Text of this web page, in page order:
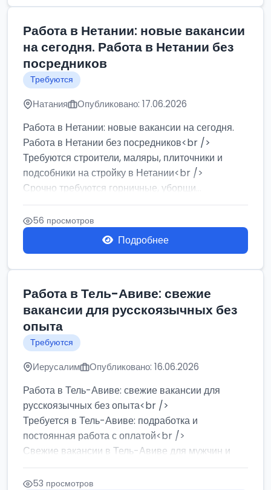
Работа в Нетании: новые вакансии
на сегодня. Работа в Нетании без
посредников
Требуются
Натания Опубликовано: 17.06.2026
Работа в Нетании: новые вакансии на сегодня.
Работа в Нетании без посредников<br />
Требуются строители, маляры, плиточники и
подсобники на стройку в Нетании<br />
Срочно требуются горничные, уборщи...
56 просмотров
Подробнее
Работа в Тель-Авиве: свежие
вакансии для русскоязычных без
опыта
Требуются
Иерусалим Опубликовано: 16.06.2026
Работа в Тель-Авиве: свежие вакансии для
русскоязычных без опыта<br />
Требуется в Тель-Авиве: подработка и
постоянная работа с оплатой<br />
Свежие вакансии в Тель-Авиве для мужчин и
женщин от хозя...
53 просмотров